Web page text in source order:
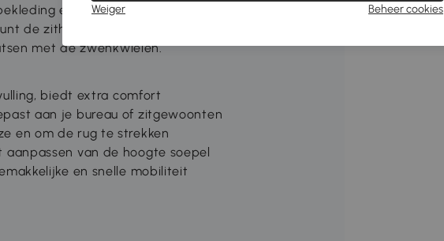
en zachte stof biedt de bureaustoel extra
de zithoogte aanpassen voor een betere
met de zwenkwielen.
biedt extra comfort
aan je bureau of zitgewoonten
en om de rug te strekken
van de hoogte soepel
en snelle mobiliteit
Weiger
Beheer cookies